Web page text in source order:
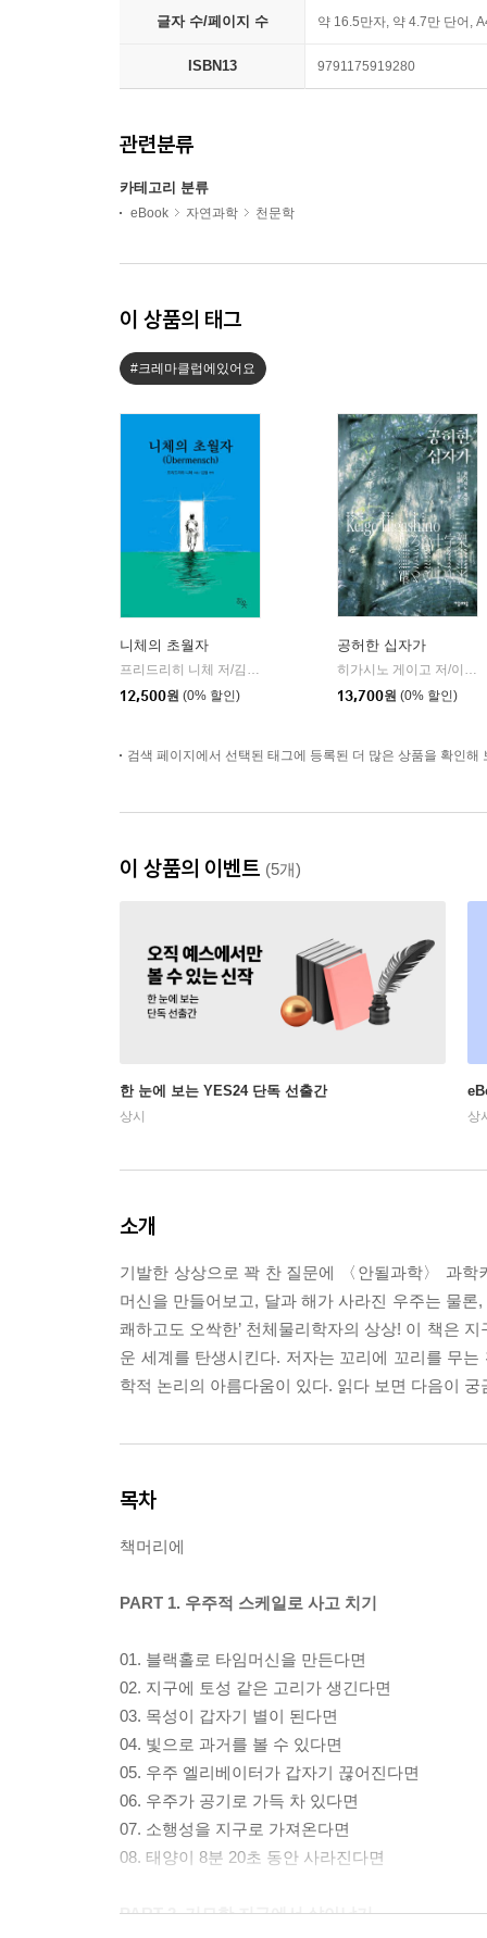
글자 수/페이지 수 약 16.5만자, 약 4.7만 단어,
ISBN13 9791175919280
관련분류
카테고리 분류
eBook 자연과학 천문학
이 상품의 태그
#크레마클럽에있어요
니체의 초월자
프리드리히 니체 저/김철 편역
12,500원 (0% 할인)
공허한 십자가
히가시노 게이고 저/이선희 역
13,700원 (0% 할인)
검색 페이지에서 선택된 태그에 등록된 더 많은 상품을 확인해
이 상품의 이벤트 (5개)
한 눈에 보는 YES24 단독 선출간
상시 상
소개
기발한 상상으로 꽉 찬 질문에 〈안될과학〉 과학
머신을 만들어보고, 달과 해가 사라진 우주는 물론
쾌하고도 오싹한’ 천체물리학자의 상상! 이 책은
운 세계를 탄생시킨다. 저자는 꼬리에 꼬리를 무
학적 논리의 아름다움이 있다. 읽다 보면 다음이
목차
책머리에
PART 1. 우주적 스케일로 사고 치기
01. 블랙홀로 타임머신을 만든다면
02. 지구에 토성 같은 고리가 생긴다면
03. 목성이 갑자기 별이 된다면
04. 빛으로 과거를 볼 수 있다면
05. 우주 엘리베이터가 갑자기 끊어진다면
06. 우주가 공기로 가득 차 있다면
07. 소행성을 지구로 가져온다면
08. 태양이 8분 20초 동안 사라진다면
PART 2. 기묘한 지구에서 살아남기